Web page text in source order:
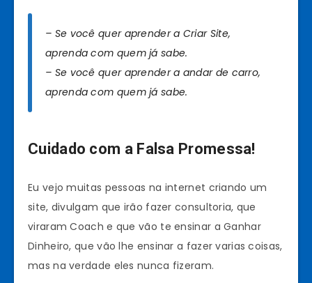
– Se você quer aprender a Criar Site,
aprenda com quem já sabe.
– Se você quer aprender a andar de carro,
aprenda com quem já sabe.
Cuidado com a Falsa Promessa!
Eu vejo muitas pessoas na internet criando um
site, divulgam que irão fazer consultoria, que
viraram Coach e que vão te ensinar a Ganhar
Dinheiro, que vão lhe ensinar a fazer varias coisas,
mas na verdade eles nunca fizeram.